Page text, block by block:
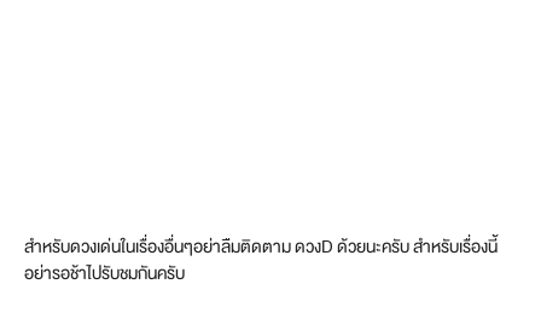
สำหรับดวงเด่นในเรื่องอื่นๆอย่าลืมติดตาม ดวงD ด้วยนะครับ สำหรับเรื่องนี้
อย่ารอช้าไปรับชมกันครับ